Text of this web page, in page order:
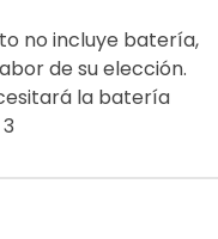
no incluye batería,
de su elección.
la batería